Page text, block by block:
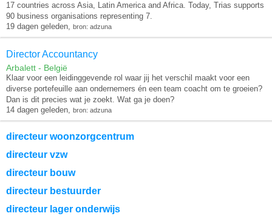
17 countries across Asia, Latin America and Africa. Today, Trias supports
90 business organisations representing 7.
19 dagen geleden, bron: adzuna
Director Accountancy
Arbalett - België
Klaar voor een leidinggevende rol waar jij het verschil maakt voor een
diverse portefeuille aan ondernemers én een team coacht om te groeien?
Dan is dit precies wat je zoekt. Wat ga je doen?
14 dagen geleden, bron: adzuna
directeur woonzorgcentrum
directeur vzw
directeur bouw
directeur bestuurder
directeur lager onderwijs